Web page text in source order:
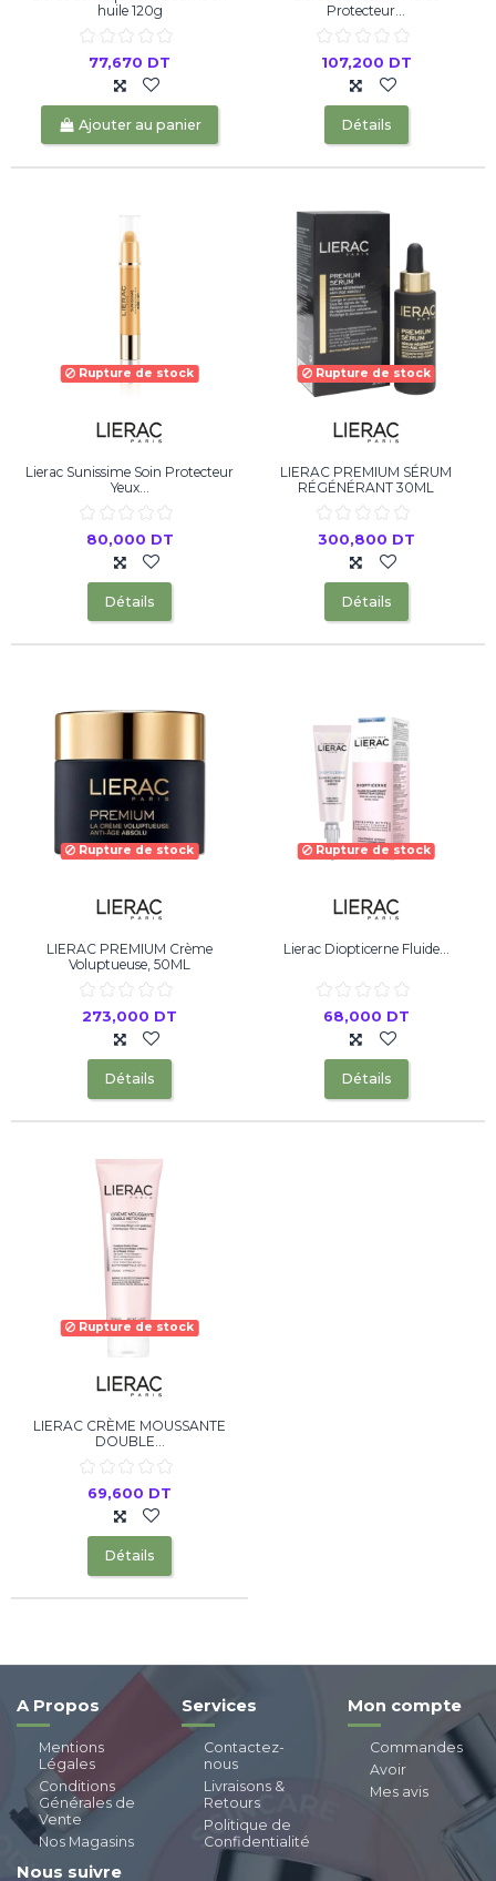
huile 120g
77,670 DT
Ajouter au panier
Protecteur...
107,200 DT
Détails
Rupture de stock
Lierac Sunissime Soin Protecteur
Yeux...
80,000 DT
Détails
Rupture de stock
LIERAC PREMIUM SÉRUM
RÉGÉNÉRANT 30ML
300,800 DT
Détails
Rupture de stock
LIERAC PREMIUM Crème
Voluptueuse, 50ML
273,000 DT
Détails
Rupture de stock
Lierac Diopticerne Fluide...
68,000 DT
Détails
Rupture de stock
LIERAC CRÈME MOUSSANTE
DOUBLE...
69,600 DT
Détails
A Propos
Mentions
Légales
Conditions
Générales de
Vente
Nos Magasins
Services
Contactez-
nous
Livraisons &
Retours
Politique de
Confidentialité
Mon compte
Commandes
Avoir
Mes avis
Nous suivre